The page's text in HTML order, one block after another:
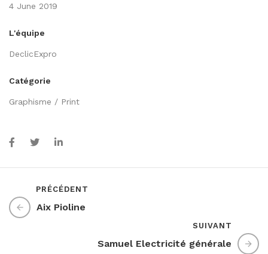
4 June 2019
L'équipe
DeclicExpro
Catégorie
Graphisme / Print
PRÉCÉDENT
Aix Pioline
SUIVANT
Samuel Electricité générale